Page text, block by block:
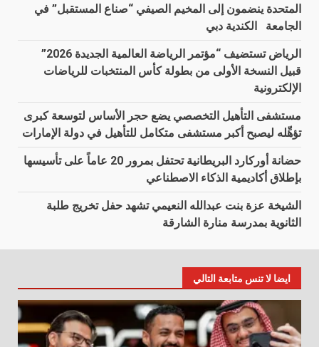
المتحدة ينضمون إلى المخيم الصيفي “صناع المستقبل” في
الجامعة الكندية دبي
الرياض تستضيف “مؤتمر الرياضة العالمية الجديدة 2026”
قبيل النسخة الأولى من بطولة كأس المنتخبات للرياضات
الإلكترونية
مستشفى التأهيل التخصصي يضع حجر الأساس لتوسعة كبرى
تؤهِّله ليصبح أكبر مستشفى متكامل للتأهيل في دولة الإمارات
حضانة أوركارد البريطانية تحتفل بمرور 20 عاماً على تأسيسها
بإطلاق أكاديمية الذكاء الاصطناعي
الشيخة عزة بنت عبدالله النعيمي تشهد حفل تخريج طلبة
الثانوية بمدرسة منارة الشارقة
ايضا لا تنس متابعة التالي